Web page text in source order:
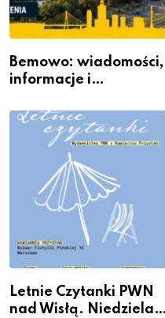
Bemowo: wiadomości,
informacje i
Letnie Czytanki PWN
nad Wisłą. Niedziela z